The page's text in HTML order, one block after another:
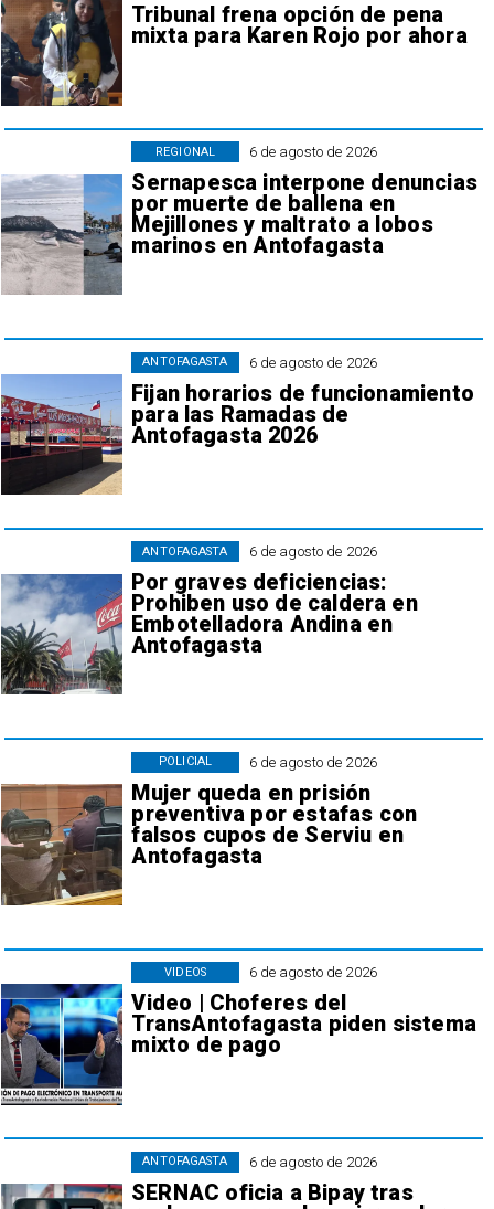
Tribunal frena opción de pena
mixta para Karen Rojo por ahora
6 de agosto de 2026
Sernapesca interpone denuncias
por muerte de ballena en
Mejillones y maltrato a lobos
marinos en Antofagasta
REGIONAL
6 de agosto de 2026
Fijan horarios de funcionamiento
para las Ramadas de
Antofagasta 2026
ANTOFAGASTA
6 de agosto de 2026
Por graves deficiencias:
Prohiben uso de caldera en
Embotelladora Andina en
Antofagasta
ANTOFAGASTA
6 de agosto de 2026
Mujer queda en prisión
preventiva por estafas con
falsos cupos de Serviu en
Antofagasta
POLICIAL
6 de agosto de 2026
Video | Choferes del
TransAntofagasta piden sistema
mixto de pago
VIDEOS
6 de agosto de 2026
SERNAC oficia a Bipay tras
ANTOFAGASTA